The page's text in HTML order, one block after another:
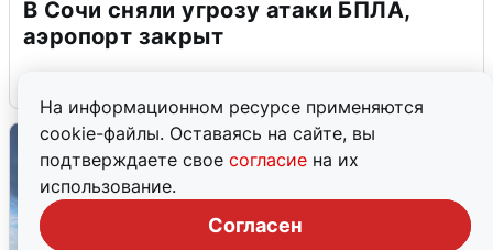
На информационном ресурсе применяются
cookie-файлы. Оставаясь на сайте, вы
подтверждаете свое согласие на их
использование.
Согласен
В Сочи сняли угрозу атаки БПЛА,
аэропорт закрыт